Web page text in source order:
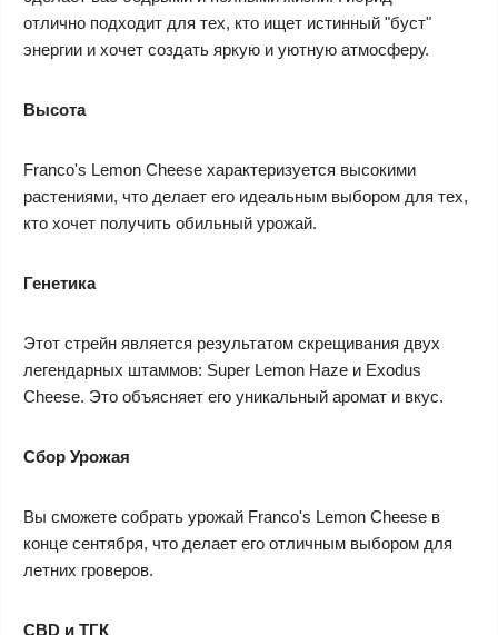
отлично подходит для тех, кто ищет истинный "буст"
энергии и хочет создать яркую и уютную атмосферу.
Высота
Franco's Lemon Cheese характеризуется высокими
растениями, что делает его идеальным выбором для тех,
кто хочет получить обильный урожай.
Генетика
Этот стрейн является результатом скрещивания двух
легендарных штаммов: Super Lemon Haze и Exodus
Cheese. Это объясняет его уникальный аромат и вкус.
Сбор Урожая
Вы сможете собрать урожай Franco's Lemon Cheese в
конце сентября, что делает его отличным выбором для
летних гроверов.
CBD и ТГК